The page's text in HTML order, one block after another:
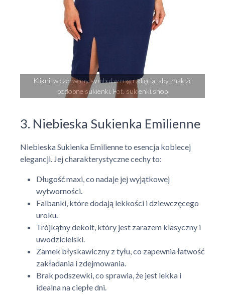
Kliknij w czerwony symbol w rogu zdjęcia, aby znaleźć
podobne sukienki. Fot. sukienki.shop
3. Niebieska Sukienka Emilienne
Niebieska Sukienka Emilienne to esencja kobiecej
elegancji. Jej charakterystyczne cechy to:
Długość maxi, co nadaje jej wyjątkowej
wytworności.
Falbanki, które dodają lekkości i dziewczęcego
uroku.
Trójkątny dekolt, który jest zarazem klasyczny i
uwodzicielski.
Zamek błyskawiczny z tyłu, co zapewnia łatwość
zakładania i zdejmowania.
Brak podszewki, co sprawia, że jest lekka i
idealna na ciepłe dni.